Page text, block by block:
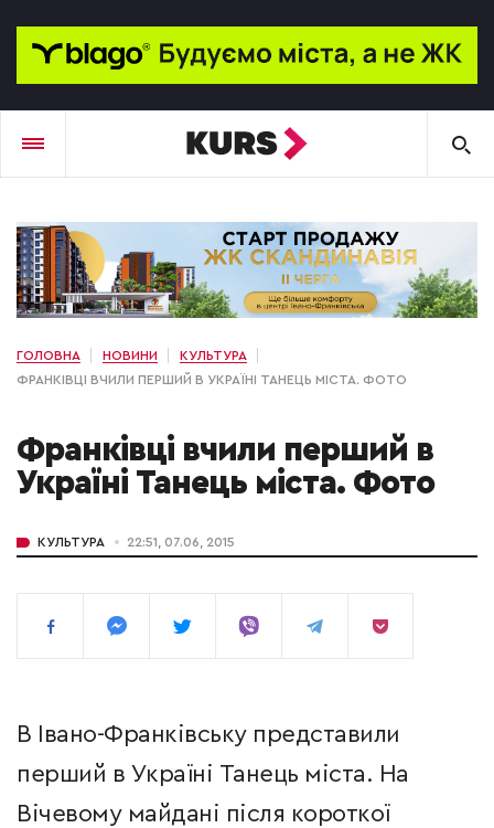
ГОЛОВНА НОВИНИ
КУЛЬТУРА
ФРАНКІВЦІ ВЧИЛИ ПЕРШИЙ В УКРАЇНІ ТАНЕЦЬ МІСТА. ФОТО
Франківці вчили перший в
Україні Танець міста. Фото
КУЛЬТУРА 22:51, 07.06, 2015
В Івано-Франківську представили
перший в Україні Танець міста. На
Вічевому майдані після короткої